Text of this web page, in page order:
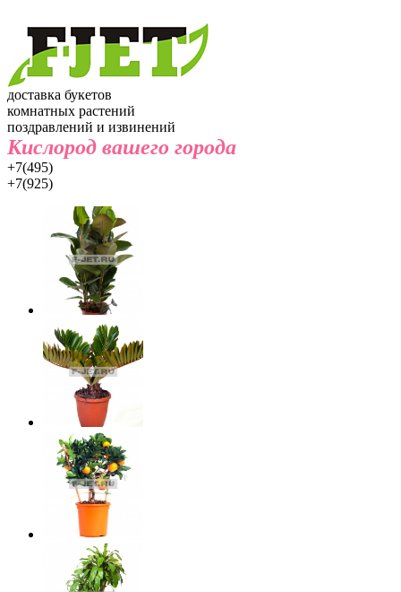
доставка букетов
комнатных растений
поздравлений и извинений
Кислород вашего города
+7(495)
+7(925)